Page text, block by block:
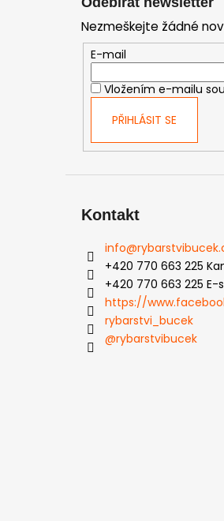
Nezmeškejte žádné
E-mail
Vložením e-mailu
PŘIHLÁSIT SE
Kontakt
info@
+420 770 663 225
+420 770 663 225 E-
https://
rybarstvi_bucek
@rybarstvibucek